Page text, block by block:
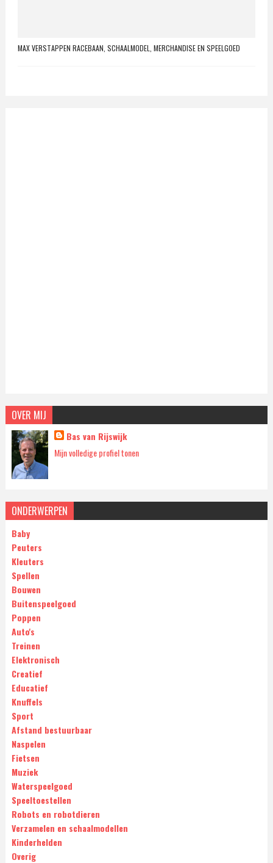
MAX VERSTAPPEN RACEBAAN, SCHAALMODEL, MERCHANDISE EN SPEELGOED
OVER MIJ
Bas van Rijswijk
Mijn volledige profiel tonen
ONDERWERPEN
Baby
Peuters
Kleuters
Spellen
Bouwen
Buitenspeelgoed
Poppen
Auto's
Treinen
Elektronisch
Creatief
Educatief
Knuffels
Sport
Afstand bestuurbaar
Naspelen
Fietsen
Muziek
Waterspeelgoed
Speeltoestellen
Robots en robotdieren
Verzamelen en schaalmodellen
Kinderhelden
Overig